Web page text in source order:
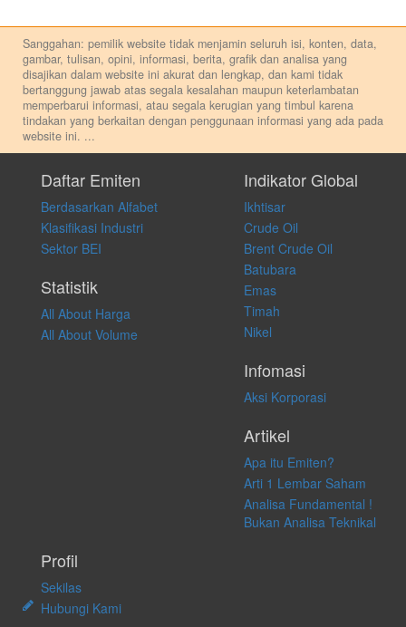
Sanggahan: pemilik website tidak menjamin seluruh isi, konten, data,
gambar, tulisan, opini, informasi, berita, grafik dan analisa yang
disajikan dalam website ini akurat dan lengkap, dan kami tidak
bertanggung jawab atas segala kesalahan maupun keterlambatan
memperbarui informasi, atau segala kerugian yang timbul karena
tindakan yang berkaitan dengan penggunaan informasi yang ada pada
website ini. ...
pribadi. Kami tidak memberi anjuran, saran, rekomendasi untuk
membeli, menjual atau melakukan aktivitas lain yang terkait dengan
transaksi perdagangan apapun, dan kami tidak bertanggung jawab
atas keputusan investasi yang dilakukan dalam kondisi dan situasi
apapun juga, yang diakibatkan secara langsung maupun tidak
langsung atas konten pada website ini.
Daftar Emiten
Berdasarkan Alfabet
Klasifikasi Industri
Sektor BEI
Statistik
All About Harga
All About Volume
Indikator Global
Ikhtisar
Crude Oil
Brent Crude Oil
Batubara
Emas
Timah
Nikel
Infomasi
Aksi Korporasi
Artikel
Apa itu Emiten?
Arti 1 Lembar Saham
Analisa Fundamental !
Bukan Analisa Teknikal
Profil
Sekilas
Hubungi Kami